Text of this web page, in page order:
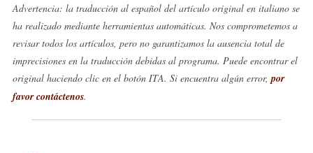
Advertencia: la traducción al español del artículo original en italiano se
ha realizado mediante herramientas automáticas. Nos comprometemos a
revisar todos los artículos, pero no garantizamos la ausencia total de
imprecisiones en la traducción debidas al programa. Puede encontrar el
original haciendo clic en el botón ITA. Si encuentra algún error, por
favor contáctenos.